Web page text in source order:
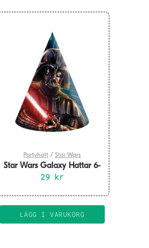
Partyhatt /Star Wars
Star Wars Galaxy Hattar 6-
pack
29 kr
LÄGG I VARUKORG